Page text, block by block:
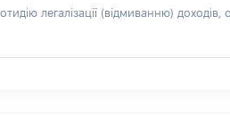
легалізації (відмиванню)